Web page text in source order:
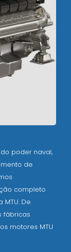
poder naval,
de
completo
De
fábricas
motores MTU